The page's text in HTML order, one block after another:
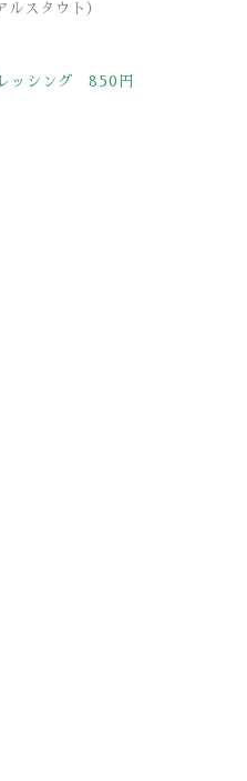
スタウト）
ッシング 850円